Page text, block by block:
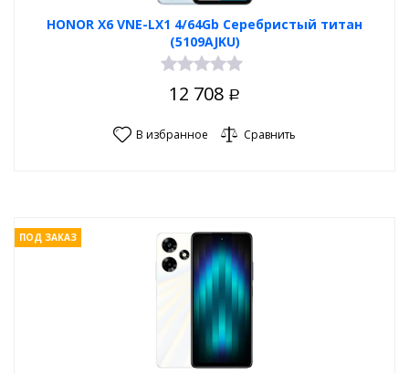
HONOR X6 VNE-LX1 4/64Gb Серебристый титан
(5109AJKU)
12 708 Р
В избранное Сравнить
ПОД ЗАКАЗ